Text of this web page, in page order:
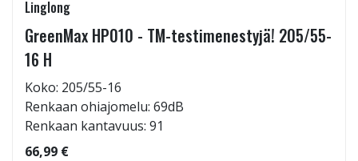
Linglong
GreenMax HP010 - TM-testimenestyjä! 205/55-
16 H
Koko: 205/55-16
Renkaan ohiajomelu: 69dB
Renkaan kantavuus: 91
66,99 €